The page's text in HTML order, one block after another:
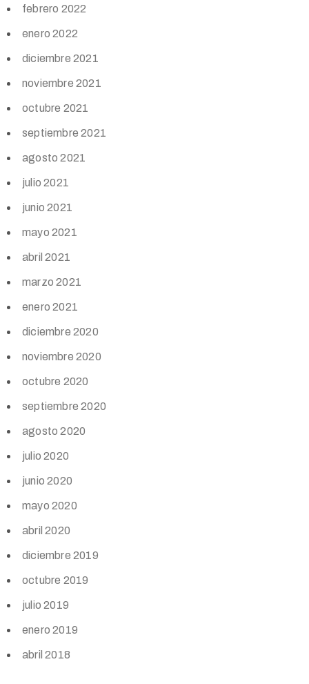
febrero 2022
enero 2022
diciembre 2021
noviembre 2021
octubre 2021
septiembre 2021
agosto 2021
julio 2021
junio 2021
mayo 2021
abril 2021
marzo 2021
enero 2021
diciembre 2020
noviembre 2020
octubre 2020
septiembre 2020
agosto 2020
julio 2020
junio 2020
mayo 2020
abril 2020
diciembre 2019
octubre 2019
julio 2019
enero 2019
abril 2018